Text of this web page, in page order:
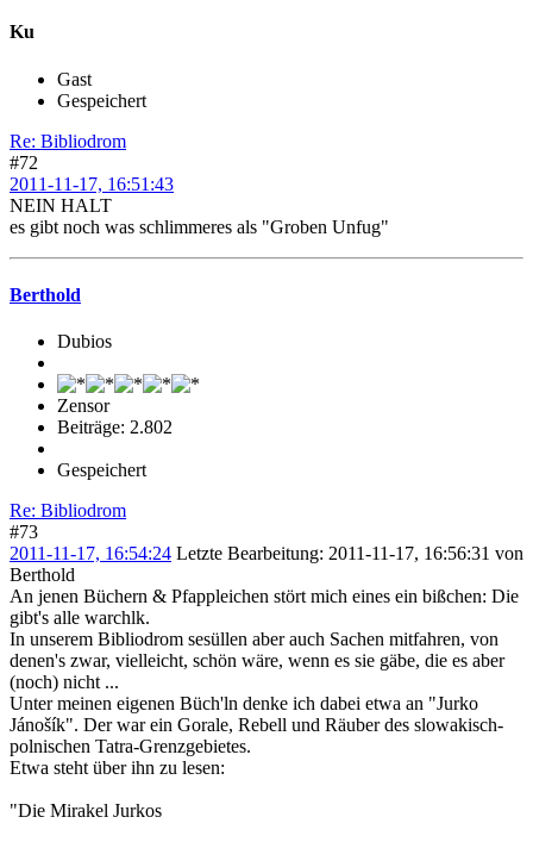
Ku
Gast
Gespeichert
Re: Bibliodrom
#72
2011-11-17, 16:51:43
NEIN HALT
es gibt noch was schlimmeres als "Groben Unfug"
Berthold
Dubios
Zensor
Beiträge: 2.802
Gespeichert
Re: Bibliodrom
#73
2011-11-17, 16:54:24 Letzte Bearbeitung: 2011-11-17, 16:56:31 von
Berthold
An jenen Büchern & Pfappleichen stört mich eines ein bißchen: Die
gibt's alle warchlk.
In unserem Bibliodrom sesüllen aber auch Sachen mitfahren, von
denen's zwar, vielleicht, schön wäre, wenn es sie gäbe, die es aber
(noch) nicht ...
Unter meinen eigenen Büch'ln denke ich dabei etwa an "Jurko
Jánošík". Der war ein Gorale, Rebell und Räuber des slowakisch-
polnischen Tatra-Grenzgebietes.
Etwa steht über ihn zu lesen:
"Die Mirakel Jurkos